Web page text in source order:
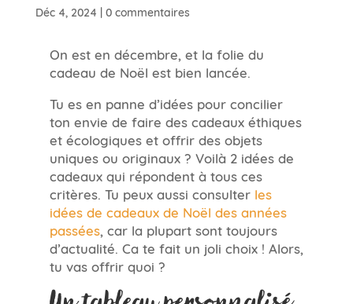
Déc 4, 2024 | 0 commentaires
On est en décembre, et la folie du
cadeau de Noël est bien lancée.
Tu es en panne d’idées pour concilier
ton envie de faire des cadeaux éthiques
et écologiques et offrir des objets
uniques ou originaux ? Voilà 2 idées de
cadeaux qui répondent à tous ces
critères. Tu peux aussi consulter les
idées de cadeaux de Noël des années
passées, car la plupart sont toujours
d’actualité. Ca te fait un joli choix ! Alors,
tu vas offrir quoi ?